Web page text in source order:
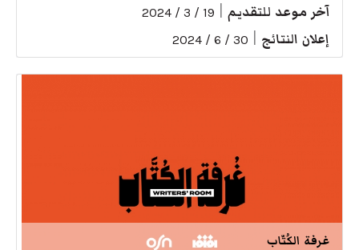
آخر موعد للتقديم 19 / 3 / 2024
إعلان النتائج 30 / 6 / 2024
غرفة الكُتّاب